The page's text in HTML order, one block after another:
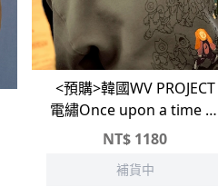
<預購>韓國WV PROJECT
電繡Once upon a time 童
話鎮刷毛帽T
NT$ 1180
補貨中